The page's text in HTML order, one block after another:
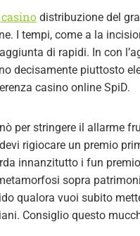
distribuzione del
I tempi, come a la
di rapidi. In con
decisamente piuttosto
casino online SpiD.
per stringere il allarme
rigiocare un premio
innanzitutto i fun
sopra
qualora vuoi subito
Consiglio questo